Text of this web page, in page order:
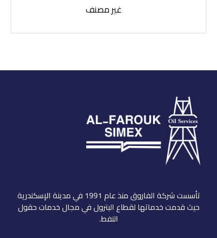
غير مصنف
تأسست شركة الفاروق منذ عام 1991 في مدينة الإسكندرية
حيث قدمت خدماتها لقطاع البترول في مجال خدمات حقول
النفط.